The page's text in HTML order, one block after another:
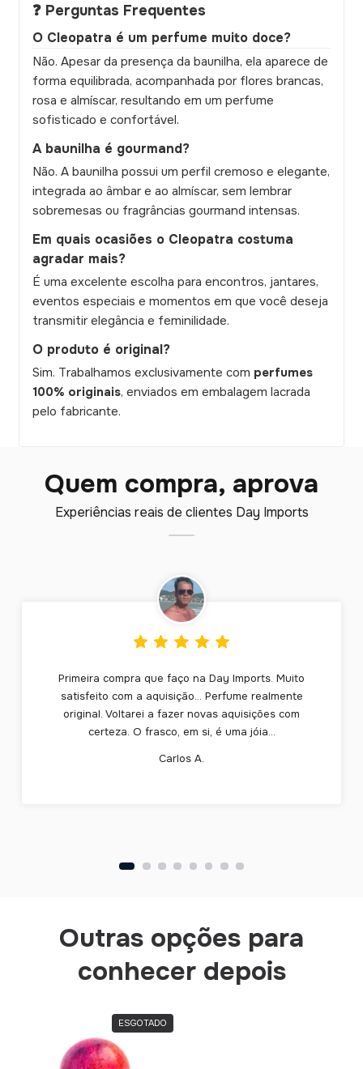
❓ Perguntas Frequentes
O Cleopatra é um perfume muito doce?
Não. Apesar da presença da baunilha, ela aparece de
forma equilibrada, acompanhada por flores brancas,
rosa e almíscar, resultando em um perfume
sofisticado e confortável.
A baunilha é gourmand?
Não. A baunilha possui um perfil cremoso e elegante,
integrada ao âmbar e ao almíscar, sem lembrar
sobremesas ou fragrâncias gourmand intensas.
Em quais ocasiões o Cleopatra costuma
agradar mais?
É uma excelente escolha para encontros, jantares,
eventos especiais e momentos em que você deseja
transmitir elegância e feminilidade.
O produto é original?
Sim. Trabalhamos exclusivamente com perfumes
100% originais, enviados em embalagem lacrada
pelo fabricante.
Quem compra, aprova
Experiências reais de clientes Day Imports
Primeira compra que faço na Day Imports. Muito
satisfeito com a aquisição... Perfume realmente
original. Voltarei a fazer novas aquisições com
certeza. O frasco, em si, é uma jóia...
Carlos A.
Outras opções para
conhecer depois
ESGOTADO